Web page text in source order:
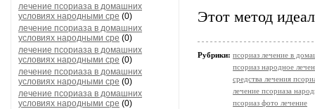
лечение псориаза в домашних
условиях народными сре (0)
лечение псориаза в домашних
условиях народными сре (0)
лечение псориаза в домашних
условиях народными сре (0)
лечение псориаза в домашних
условиях народными сре (0)
лечение псориаза в домашних
условиях народными сре (0)
Этот метод
Рубрики: псориаз лечение в
псориаз народное
средства лечения
лечение псориаза
псориаз фото лечение